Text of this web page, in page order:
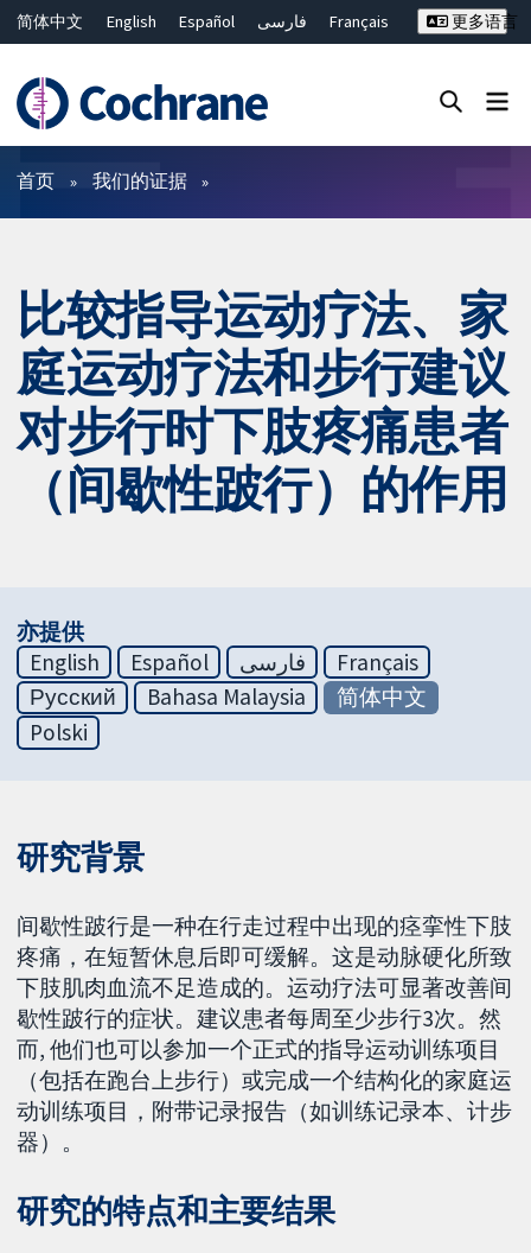
简体中文 English Español فارسی
Français
ไทย
繁體中文
更多语言
过滤
首页 我们的证据
比较指导运动疗法、家
庭运动疗法和步行建议
对步行时下肢疼痛患者
（间歇性跛行）的作用
亦提供
English
Español فارسی
Français
Русский
Bahasa Malaysia
简体中文
Polski
研究背景
间歇性跛行是一种在行走过程中出现的痉挛性下肢
疼痛，在短暂休息后即可缓解。这是动脉硬化所致
下肢肌肉血流不足造成的。运动疗法可显著改善间
歇性跛行的症状。建议患者每周至少步行3次。然
而, 他们也可以参加一个正式的指导运动训练项目
（包括在跑台上步行）或完成一个结构化的家庭运
动训练项目，附带记录报告（如训练记录本、计步
器）。
研究的特点和主要结果